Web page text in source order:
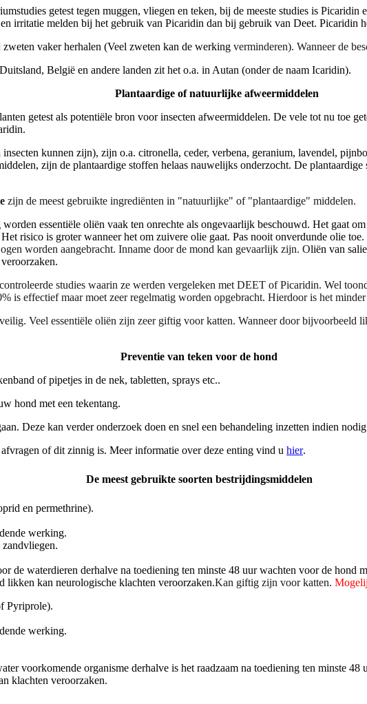
getest tegen muggen, vliegen en teken, bij de meeste studies is
irritatie melden bij het gebruik van Picaridin dan bij gebruik van Deet. Picaridin
vaker herhalen (Veel zweten kan de werkingverminderen). Wanneer de
België en andere landen zit het o.a. in Autan (onder de naam Icaridin).
Plantaardige of natuurlijke afweermiddelen
getest als potentiële bron voor insecten afweermiddelen. De vele tot nu toe
kunnen zijn), zijn o.a. citronella, ceder, verbena, geranium, lavendel,
zijn de plantaardige stoffen helaas nauwelijks onderzocht. De
zijn de meest gebruikte ingrediënten in "natuurlijke" of "plantaardige" middelen.
essentiële oliën vaak ten onrechte als ongevaarlijk beschouwd. Het gaat
risico is groter wanneer het om zuivere olie gaat. Pas nooit onverdunde olie toe.
worden aangebracht. Inname door de mond kan gevaarlijk zijn. Oliën van
studies waarin ze werden vergeleken met DEET of Picaridin. Wel
is effectief maar moet zeer regelmatig worden opgebracht. Hierdoor is het
Veel essentiële oliën zijn zeer giftig voor katten. Wanneer door
Preventie van teken voor de hond
of pipetjes in de nek, tabletten, sprays etc..
hond met een tekentang.
Deze kan verder onderzoek doen en snel een behandeling inzetten indien nodig
of dit zinnig is. Meer informatie over deze enting vind u hier.
De meest gebruikte soorten bestrijdingsmiddelen
en permethrine).
werking.
de waterdieren derhalve na toediening ten minste 48 uur wachten voor de hond
likken kan neurologische klachten veroorzaken.Kan giftig zijn voor katten.
Pyriprole).
werking.
voorkomende organisme derhalve is het raadzaam na toediening ten minste 48
klachten veroorzaken.